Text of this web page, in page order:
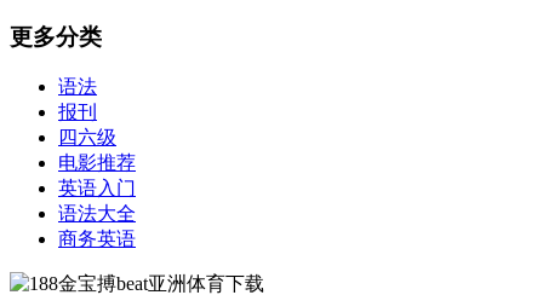
更多分类
语法
报刊
四六级
电影推荐
英语入门
语法大全
商务英语